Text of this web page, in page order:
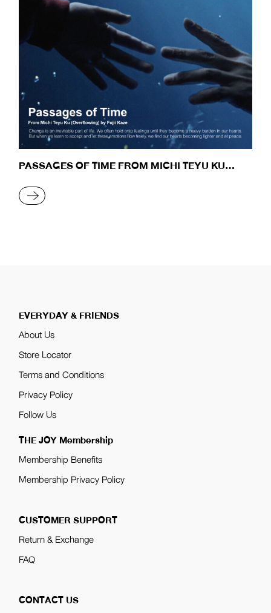
PASSAGES OF TIME FROM MICHI TEYU KU
READ MORE
EVERYDAY & FRIENDS
About Us
Store Locator
Terms and Conditions
Privacy Policy
Follow Us
THE JOY Membership
Membership Benefits
Membership Privacy Policy
CUSTOMER SUPPORT
Return & Exchange
FAQ
CONTACT US